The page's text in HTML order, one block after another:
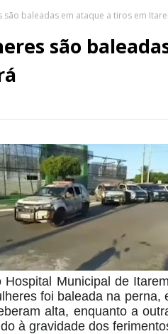
são baleadas em ataque a tiros em
são
Municipal de
foi baleada na perna,
alta, enquanto a
à gravidade dos